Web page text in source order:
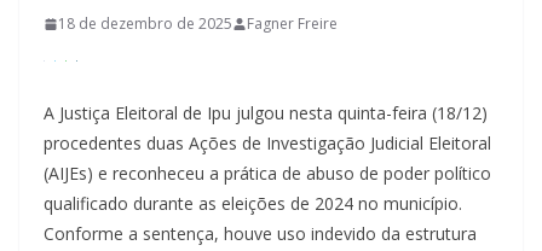
18 de dezembro de 2025 Fagner Freire
A Justiça Eleitoral de Ipu julgou nesta quinta-feira (18/12)
procedentes duas Ações de Investigação Judicial Eleitoral
(AIJEs) e reconheceu a prática de abuso de poder político
qualificado durante as eleições de 2024 no município.
Conforme a sentença, houve uso indevido da estrutura